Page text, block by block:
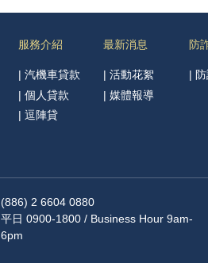
服務介紹
|汽機車貸款
|個人貸款
|逗陣貸
最新消息
|活動花絮
|媒體報導
防
|
(886) 2 6604 0880
平日 0900-1800 / Business Hour 9am-
6pm